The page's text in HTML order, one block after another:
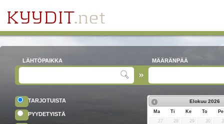
LÄHTÖPAIKKA MÄÄRÄNPÄÄ
TARJOTUISTA
PYYDETYISTÄ
Elokuu 2026
Ma Ti Ke To
Pe
27
28 29 30